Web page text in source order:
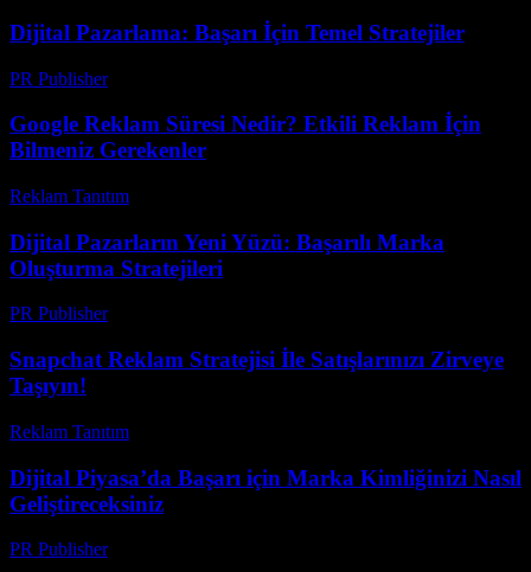
Dijital Pazarlama: Başarı İçin Temel Stratejiler
PR Publisher-
Google Reklam Süresi Nedir? Etkili Reklam İçin
Bilmeniz Gerekenler
Reklam Tanıtım
Dijital Pazarların Yeni Yüzü: Başarılı Marka
Oluşturma Stratejileri
PR Publisher-
Snapchat Reklam Stratejisi İle Satışlarınızı Zirveye
Taşıyın!
Reklam Tanıtım
Dijital Piyasa’da Başarı için Marka Kimliğinizi Nasıl
Geliştireceksiniz
PR Publisher-